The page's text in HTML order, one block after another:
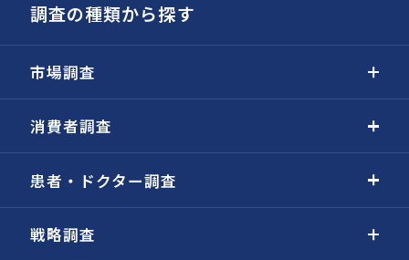
調査の種類から探す
市場調査
消費者調査
患者・ドクター調査
戦略調査